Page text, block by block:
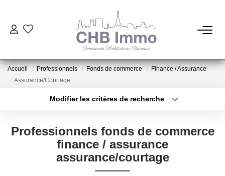
ESTIMATION
LOCATIONS
GESTION
Accueil Professionnels Fonds de commerce
Finance / Assurance
Assurance/Courtage
Modifier les critères de recherche
Sélectionnez...
Type de bien
Plus de critères
Professionnels fonds de commerce
finance / assurance
assurance/courtage